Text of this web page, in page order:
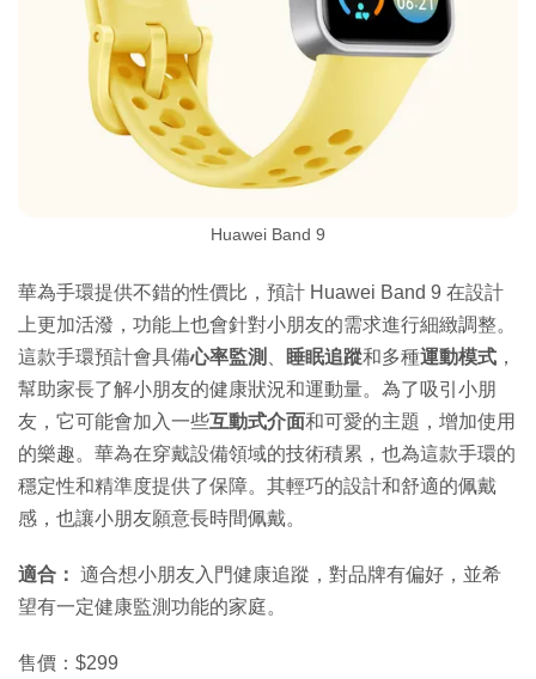
Huawei Band 9
華為手環提供不錯的性價比，預計 Huawei Band 9 在設計
上更加活潑，功能上也會針對小朋友的需求進行細緻調整。
這款手環預計會具備心率監測 睡眠追蹤和多種運動模式 ，
幫助家長了解小朋友的健康狀況和運動量。為了吸引小朋
友，它可能會加入一些互動式介面和可愛的主題，增加使用
的樂趣。華為在穿戴設備領域的技術積累，也為這款手環的
穩定性和精準度提供了保障。其輕巧的設計和舒適的佩戴
感，也讓小朋友願意長時間佩戴。
適合： 適合想小朋友入門健康追蹤，對品牌有偏好，並希
望有一定健康監測功能的家庭。
售價：$299